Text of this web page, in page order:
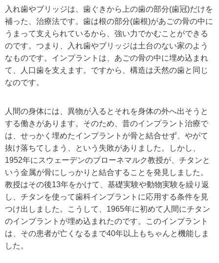
入れ歯やブリッジは、歯ぐきから上の歯の部分(歯冠)だけを
補った、治療法です。歯は根の部分(歯根)があごの骨の中に
うまって支えられているから、強い力でかむことができる
のです。つまり、入れ歯やブリッジは土台のない家のよう
なものです。インプラントは、あごの骨の中に埋め込まれ
て、人口歯を支えます。ですから、構造は天然の歯と同じ
なのです。
人間の身体には、異物が入るとそれを身体の外へ出そうと
する働きがあります。そのため、昔のインプラント治療で
は、せっかく埋めたインプラントが骨と結合せず、やがて
抜け落ちてしまう、という失敗がありました。しかし、
1952年にスウェーデンのブローネマルク教授が、チタンと
いう金属が骨にしっかりと結合することを発見しました。
教授はその後13年をかけて、基礎実験や動物実験を繰り返
し、チタンを使って歯科インプラントに応用する条件を見
つけ出しました。こうして、1965年に初めて人間にチタン
のインプラントが埋め込まれたのです。このインプラント
は、その患者が亡くなるまで40年以上もちゃんと機能しま
した。